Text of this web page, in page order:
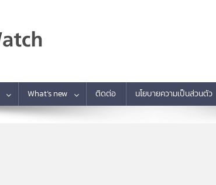
What’s new ติดต่อ นโยบายความเป็นส่วนตัว